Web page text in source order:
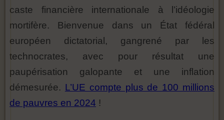
caste financière internationale à l’idéologie
mortifère. Bienvenue dans un État fédéral
européen dictatorial, gangrené par les
technocrates, avec pour résultat une
paupérisation galopante et une inflation
démesurée. L’UE compte plus de 100 millions
de pauvres en 2024 !